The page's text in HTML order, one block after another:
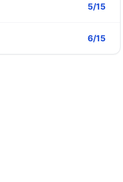
5/15
6/15